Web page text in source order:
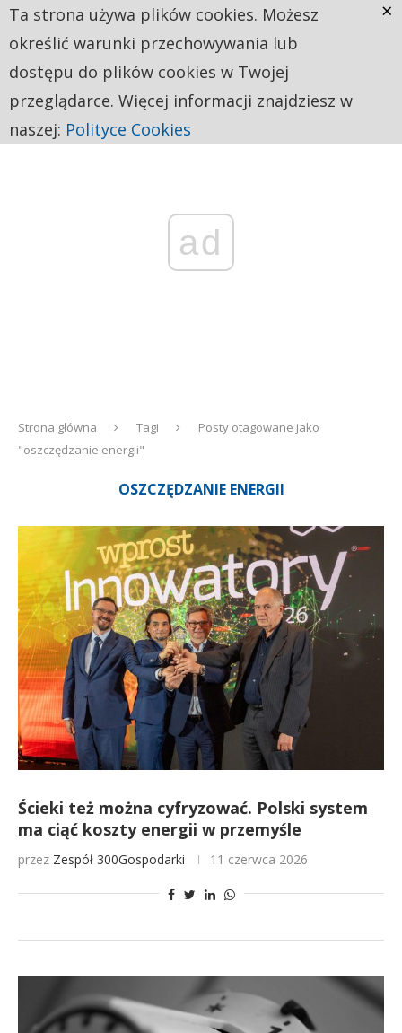
ad
Strona główna Tagi
Posty otagowane jako
"oszczędzanie energii"
OSZCZĘDZANIE ENERGII
Ścieki też można cyfryzować. Polski system
ma ciąć koszty energii w przemyśle
przez Zespół 300Gospodarki 11 czerwca 2026
Ta strona używa plików cookies. Możesz
określić warunki przechowywania lub
dostępu do plików cookies w Twojej
przeglądarce. Więcej informacji znajdziesz w
naszej: Polityce Cookies
×